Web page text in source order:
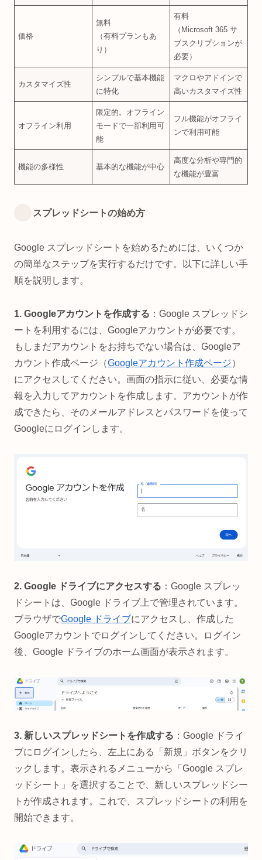
価格
無料
（有料プランもあ
り）
有料
（Microsoft 365 サ
ブスクリプションが
必要）
カスタマイズ性
シンプルで基本機能
に特化
マクロやアドインで
高いカスタマイズ性
オフライン利用
限定的。オフライン
モードで一部利用可
能
フル機能がオフライ
ンで利用可能
機能の多様性 基本的な機能が中心
高度な分析や専門的
な機能が豊富
スプレッドシートの始め方
Google スプレッドシートを始めるためには、いくつか
の簡単なステップを実行するだけです。以下に詳しい手
順を説明します。
1. Googleアカウントを作成する ：Google スプレッドシ
ートを利用するには、Googleアカウントが必要です。
もしまだアカウントをお持ちでない場合は、Googleア
カウント作成ページ（Googleアカウント作成ページ）
にアクセスしてください。画面の指示に従い、必要な情
報を入力してアカウントを作成します。アカウントが作
成できたら、そのメールアドレスとパスワードを使って
Googleにログインします。
2. Google ドライブにアクセスする ：Google スプレッ
ドシートは、Google ドライブ上で管理されています。
ブラウザでGoogle ドライブにアクセスし、作成した
Googleアカウントでログインしてください。ログイン
後、Google ドライブのホーム画面が表示されます。
3. 新しいスプレッドシートを作成する ：Google ドライ
ブにログインしたら、左上にある「新規」ボタンをクリ
ックします。表示されるメニューから「Google スプレ
ッドシート」を選択することで、新しいスプレッドシー
トが作成されます。これで、スプレッドシートの利用を
開始できます。